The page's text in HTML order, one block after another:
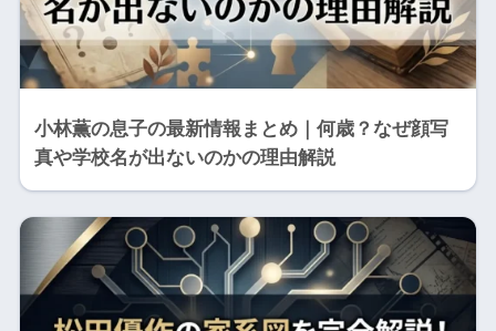
小林薫の息子の最新情報まとめ｜何歳？なぜ顔写
真や学校名が出ないのかの理由解説